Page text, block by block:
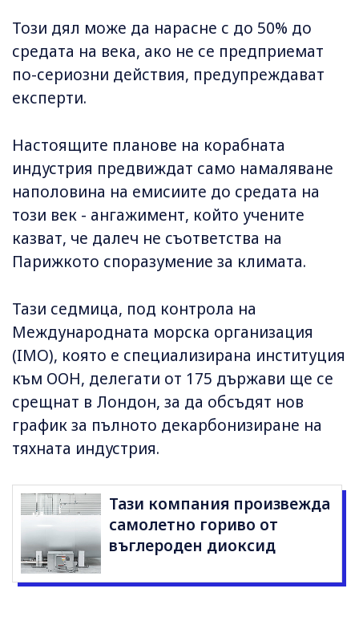
Този дял може да нарасне с до 50% до
средата на века, ако не се предприемат
по-сериозни действия, предупреждават
експерти.
Настоящите планове на корабната
индустрия предвиждат само намаляване
наполовина на емисиите до средата на
този век - ангажимент, който учените
казват, че далеч не съответства на
Парижкото споразумение за климата.
Тази седмица, под контрола на
Международната морска организация
(IMO), която е специализирана институция
към ООН, делегати от 175 държави ще се
срещнат в Лондон, за да обсъдят нов
график за пълното декарбонизиране на
тяхната индустрия.
Тази компания произвежда
самолетно гориво от
въглероден диоксид